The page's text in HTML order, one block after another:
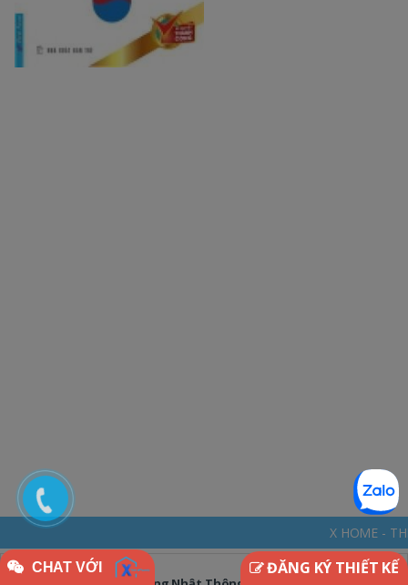
ĐĂNG KÝ THIẾT KẾ
CHAT VỚI
X HOME -